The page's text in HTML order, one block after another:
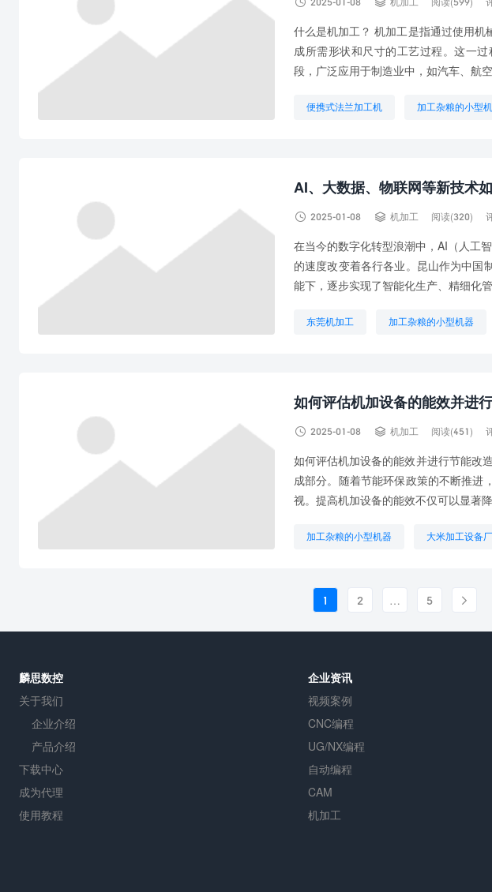
什么是机加工？ 机加工是指通过使用机
成所需形状和尺寸的工艺过程。这一
段，广泛应用于制造业中，如汽车、航
便携式法兰加工机 加工杂粮的小型
AI、大数据、物联网等新技术
 2025-01-08  机加工 阅读(320)
在当今的数字化转型浪潮中，AI（人工
的速度改变着各行各业。昆山作为中国
能下，逐步实现了智能化生产、精细化
东莞机加工 加工杂粮的小型机器
如何评估机加设备的能效并进
 2025-01-08  机加工 阅读(451)
如何评估机加设备的能效并进行节能改
成部分。随着节能环保政策的不断推进
视。提高机加设备的能效不仅可以显著
加工杂粮的小型机器 大米加工设备
粉条加工机
1 2 … 5 
麟思数控
关于我们
企业介绍
产品介绍
下载中心
成为代理
使用教程
企业资讯
视频案例
CNC编程
UG/NX编程
自动编程
CAM
机加工